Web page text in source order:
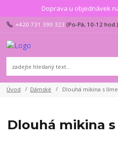
Doprava u objednávek
+420 731 390 323 (Po-Pá, 10-12 hod.)
Úvod Dámské Dlouhá mikina s
Dlouhá mikina